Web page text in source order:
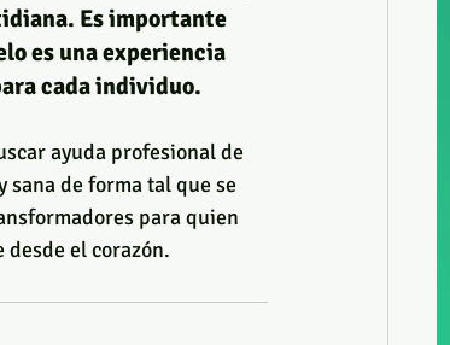
Es importante
es una experiencia
cada individuo.
ayuda profesional de
de forma tal que se
para quien
el corazón.